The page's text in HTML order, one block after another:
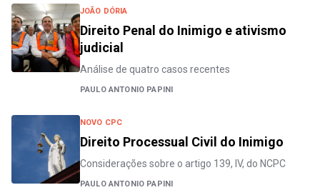
JOÃO DÓRIA
Direito Penal do Inimigo e ativismo
judicial
Análise de quatro casos recentes
PAULO ANTONIO PAPINI
NOVO CPC
Direito Processual Civil do Inimigo
Considerações sobre o artigo 139, IV, do NCPC
PAULO ANTONIO PAPINI